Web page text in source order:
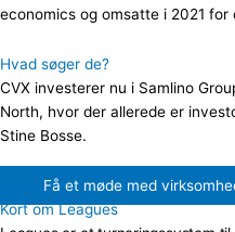
economics og omsatte i 2021 for
Hvad søger de?
CVX investerer nu i Samlino
North, hvor der allerede er
Stine Bosse.
Få et møde med
Kort om Leagues